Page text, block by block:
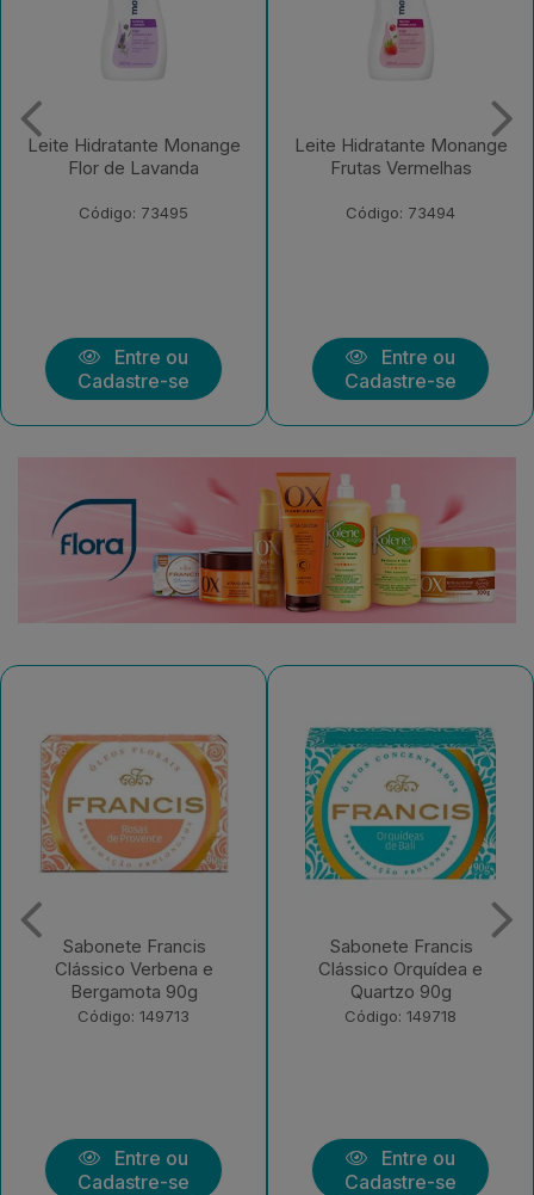
Leite Hidratante Monange
Flor de Lavanda
Código: 73495
Entre ou
Cadastre-se
Leite Hidratante Monange
Frutas Vermelhas
Código: 73494
Entre ou
Cadastre-se
Sabonete Francis
Clássico Verbena e
Bergamota 90g
Código: 149713
Entre ou
Cadastre-se
Sabonete Francis
Clássico Orquídea e
Quartzo 90g
Código: 149718
Entre ou
Cadastre-se